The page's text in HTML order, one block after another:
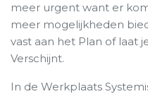
meer urgent want er
meer mogelijkheden
vast aan het Plan of laat
Verschijnt.
In de Werkplaats